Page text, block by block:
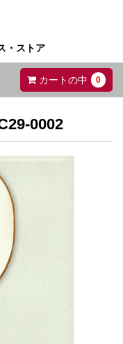
・ストア
カートの中 0
0002